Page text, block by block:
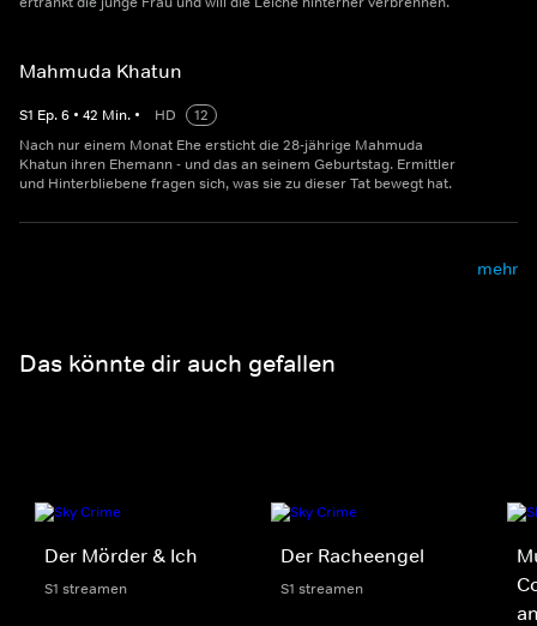
Mahmuda Khatun
S1 Ep.6 • 42 Min. • HD
12
Nach nur einem Monat Ehe ersticht die 28-jährige Mahmuda
Khatun ihren Ehemann - und das an seinem Geburtstag. Ermittler
und Hinterbliebene fragen sich, was sie zu dieser Tat bewegt hat.
mehr
Das könnte dir auch gefallen
Der Mörder & Ich
S1 streamen
Der Racheengel
S1 streamen